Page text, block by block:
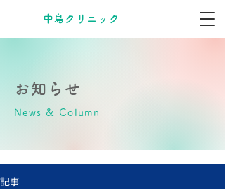
​中島クリニック
お知らせ
News & Column
記事